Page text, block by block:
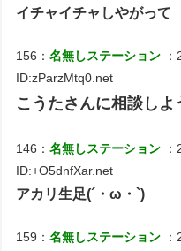
イチャイチャしやがって
156：名無しステーション
ID:zParzMtq0.net
こうたさんに相談しよ
146：名無しステーション
ID:+O5dnfXar.net
アカリ生足(´・ω・`)
159：名無しステーション